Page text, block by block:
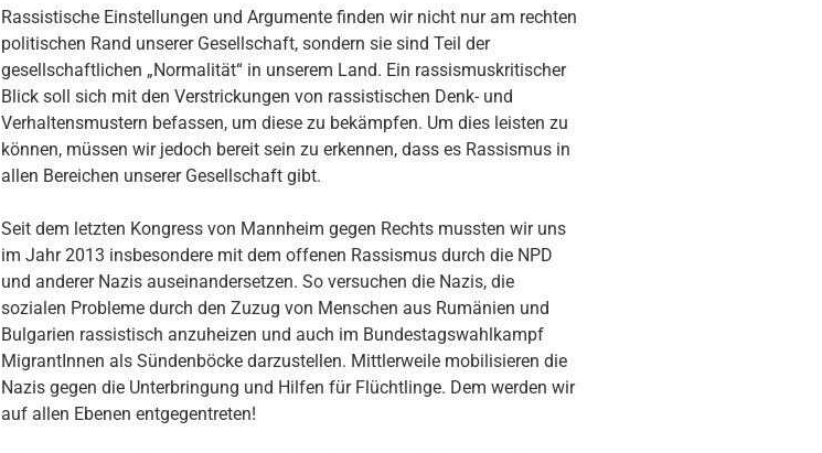
Rassistische Einstellungen und Argumente finden wir nicht nur am rechten
politischen Rand unserer Gesellschaft, sondern sie sind Teil der
gesellschaftlichen „Normalität“ in unserem Land. Ein rassismuskritischer
Blick soll sich mit den Verstrickungen von rassistischen Denk- und
Verhaltensmustern befassen, um diese zu bekämpfen. Um dies leisten zu
können, müssen wir jedoch bereit sein zu erkennen, dass es Rassismus in
allen Bereichen unserer Gesellschaft gibt.
Seit dem letzten Kongress von Mannheim gegen Rechts mussten wir uns
im Jahr 2013 insbesondere mit dem offenen Rassismus durch die NPD
und anderer Nazis auseinan­dersetzen. So versuchen die Nazis, die
sozialen Probleme durch den Zuzug von Menschen aus Rumänien und
Bulgarien rassistisch anzuheizen und auch im Bundes­tagswahlkampf
MigrantInnen als Sündenböcke darzustellen. Mittlerweile mobilisieren die
Nazis gegen die Unterbringung und Hilfen für Flüchtlinge. Dem werden wir
auf allen Ebenen entgegentreten!